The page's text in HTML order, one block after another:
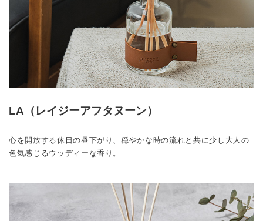
LA（レイジーアフタヌーン）
心を開放する休日の昼下がり、穏やかな時の流れと共に少し大人の
色気感じるウッディーな香り。